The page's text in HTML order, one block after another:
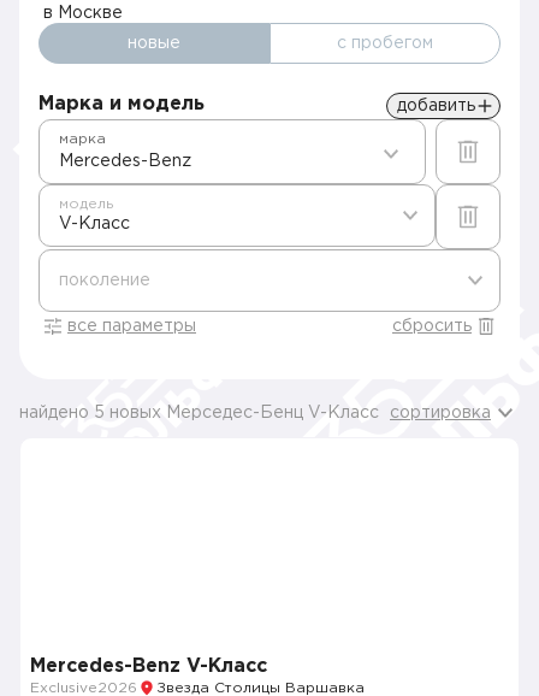
в Москве
новые с пробегом
Марка и модель добавить
Mercedes-Benz
марка
V-Класс
модель
поколение
все параметры сбросить
найдено 5 новых Мерседес-Бенц V-Класс сортировка
Mercedes-Benz V-Класс
Exclusive2026 Звезда Столицы Варшавка